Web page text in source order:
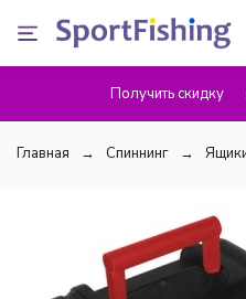
Получить скидку
Главная Спиннинг